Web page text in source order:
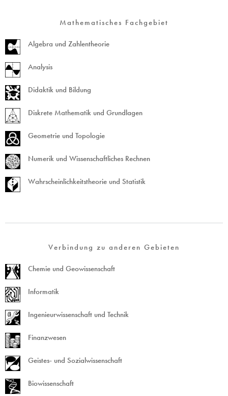
Mathematisches Fachgebiet
Algebra und Zahlentheorie
Analysis
Didaktik und Bildung
Diskrete Mathematik und Grundlagen
Geometrie und Topologie
Numerik und Wissenschaftliches Rechnen
Wahrscheinlichkeitstheorie und Statistik
Verbindung zu anderen Gebieten
Chemie und Geowissenschaft
Informatik
Ingenieurwissenschaft und Technik
Finanzwesen
Geistes- und Sozialwissenschaft
Biowissenschaft